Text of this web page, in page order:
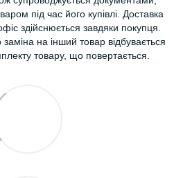
під час його купівлі. Доставка
здійснюється завдяки покупця.
на інший товар відбувається
товару, що повертається.